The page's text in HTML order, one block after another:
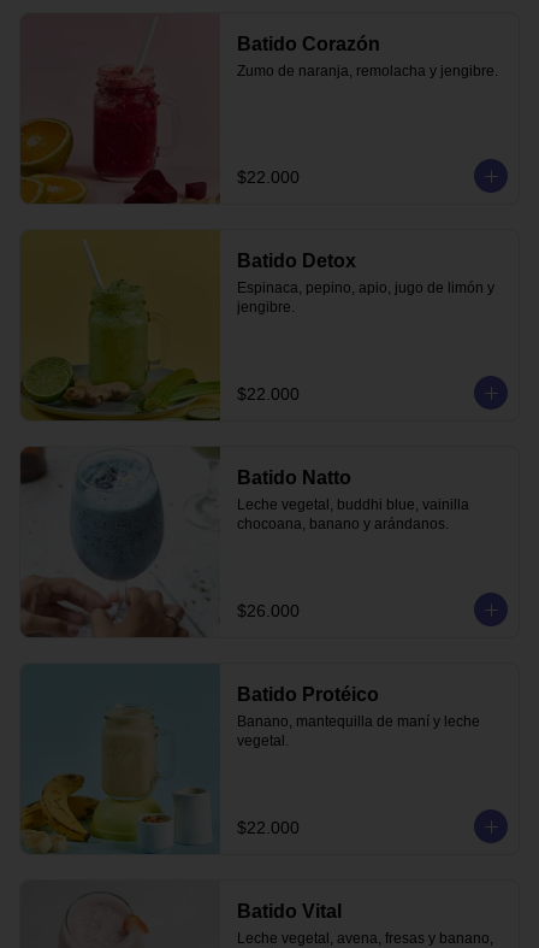
Batido Corazón
Zumo de naranja, remolacha y jengibre.
$22.000
Batido Detox
Espinaca, pepino, apio, jugo de limón y
jengibre.
$22.000
Batido Natto
Leche vegetal, buddhi blue, vainilla
chocoana, banano y arándanos.
$26.000
Batido Protéico
Banano, mantequilla de maní y leche
vegetal.
$22.000
Batido Vital
Leche vegetal, avena, fresas y banano,